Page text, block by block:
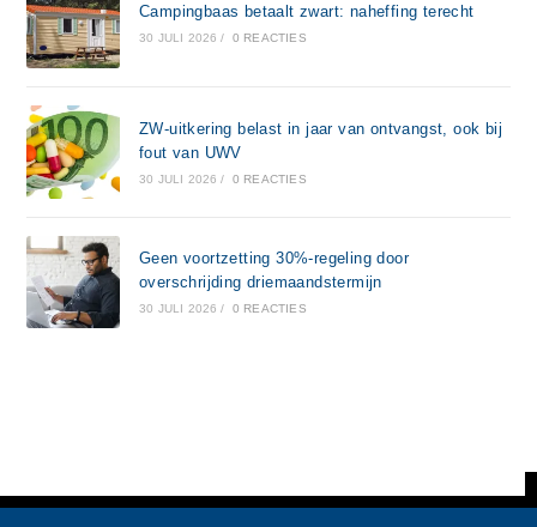
Campingbaas betaalt zwart: naheffing terecht
30 JULI 2026 / 0 REACTIES
ZW-uitkering belast in jaar van ontvangst, ook bij
fout van UWV
30 JULI 2026 / 0 REACTIES
Geen voortzetting 30%-regeling door
overschrijding driemaandstermijn
30 JULI 2026 / 0 REACTIES